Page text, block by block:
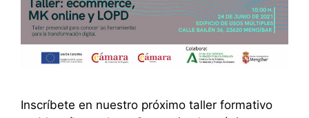
Inscríbete en nuestro próximo taller formativo